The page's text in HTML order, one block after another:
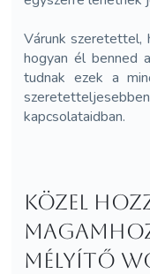
Várunk szeretettel,
hogyan él benned
tudnak ezek a
kapcsolataidban.
Közel
mélyítő